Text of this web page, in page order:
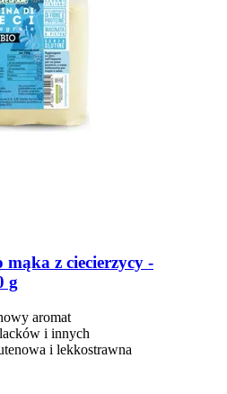
mąka z ciecierzycy -​
g
aromat
i innych
i lekkostrawna